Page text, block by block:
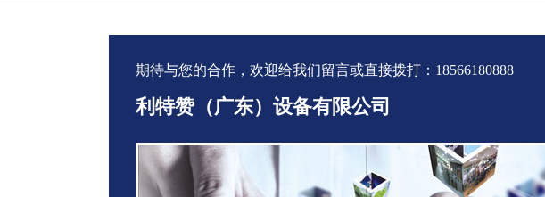
期待与您的合作，欢迎给我们留言或直接拨打：18566180888
利特赞（广东）设备有限公司